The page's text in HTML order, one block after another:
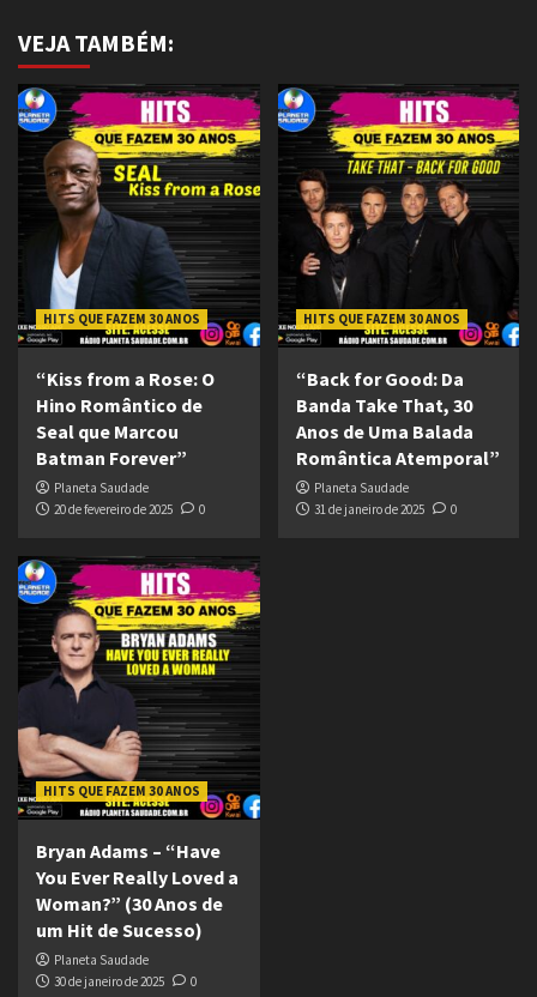
VEJA TAMBÉM:
HITS QUE FAZEM 30 ANOS
“Kiss from a Rose: O
Hino Romântico de
Seal que Marcou
Batman Forever”
Planeta Saudade
20 de fevereiro de 2025
0
HITS QUE FAZEM 30 ANOS
“Back for Good: Da
Banda Take That, 30
Anos de Uma Balada
Romântica Atemporal”
Planeta Saudade
31 de janeiro de 2025
0
HITS QUE FAZEM 30 ANOS
Bryan Adams – “Have
You Ever Really Loved a
Woman?” (30 Anos de
um Hit de Sucesso)
Planeta Saudade
30 de janeiro de 2025
0